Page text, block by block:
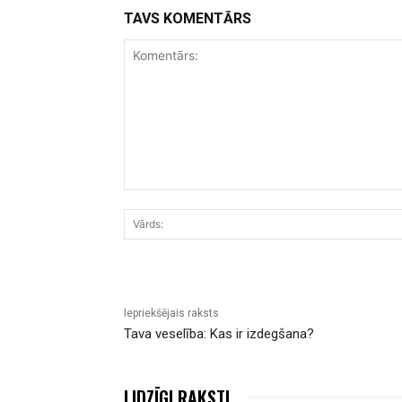
TAVS KOMENTĀRS
Iepriekšējais raksts
Tava veselība: Kas ir izdegšana?